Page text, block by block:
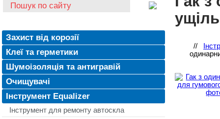
Захист від корозії
Клеї та герметики
Шумоізоляція та антигравій
Очищувачі
Інструмент Equalizer
Інструмент для ремонту автоскла
//